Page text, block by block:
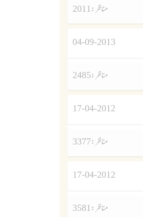
مناظر :2011
04-09-2013
مناظر :2485
17-04-2012
مناظر :3377
17-04-2012
مناظر :3581